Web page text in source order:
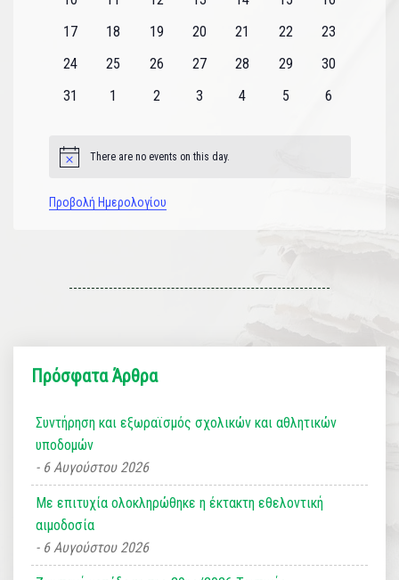
0
17
0
18
0
19
0
20
0
21
0
22
0
23
0
24
0
25
0
26
0
27
0
28
0
29
0
30
0
31
0
1
0
2
0
3
0
4
0
5
0
6
Notice There are no events on this day.
Προβολή Ημερολογίου
Πρόσφατα Άρθρα
Συντήρηση και εξωραϊσμός σχολικών και αθλητικών
υποδομών
6 Αυγούστου 2026
Με επιτυχία ολοκληρώθηκε η έκτακτη εθελοντική
αιμοδοσία
6 Αυγούστου 2026